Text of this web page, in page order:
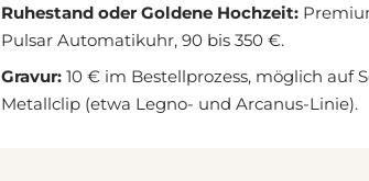
Ruhestand oder Goldene Hochzeit:
Pulsar Automatikuhr, 90 bis 350 €.
Gravur: 10 € im Bestellprozess, möglich
Metallclip (etwa Legno- und Arcanus-Linie).